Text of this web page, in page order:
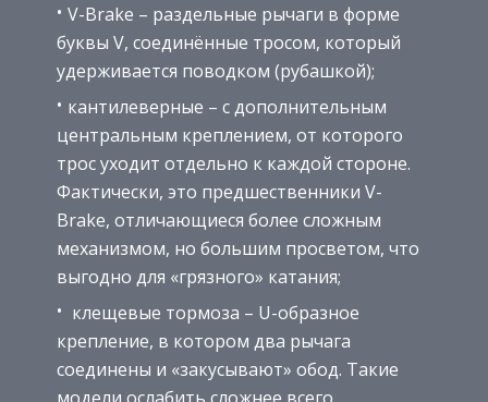
V-Brake – раздельные рычаги в форме
буквы V, соединённые тросом, который
удерживается поводком (рубашкой);
кантилеверные – с дополнительным
центральным креплением, от которого
трос уходит отдельно к каждой стороне.
Фактически, это предшественники V-
Brake, отличающиеся более сложным
механизмом, но большим просветом, что
выгодно для «грязного» катания;
клещевые тормоза – U-образное
крепление, в котором два рычага
соединены и «закусывают» обод. Такие